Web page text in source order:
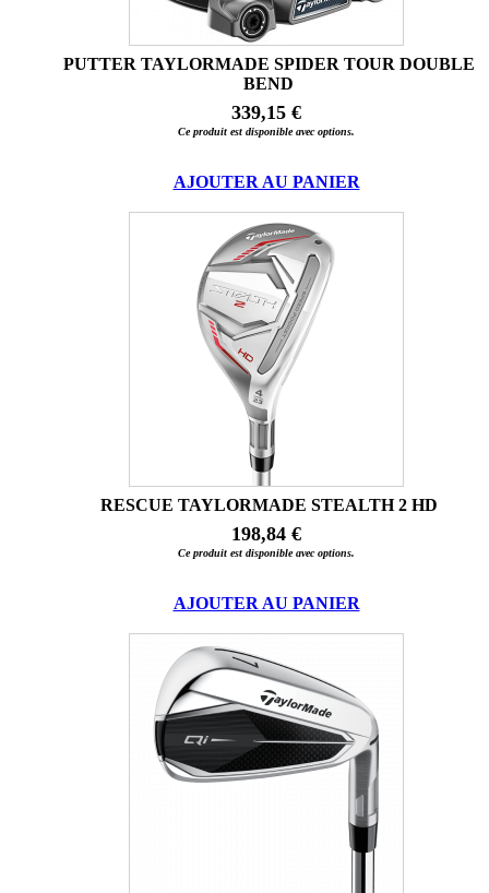
PUTTER TAYLORMADE SPIDER TOUR DOUBLE
BEND
339,15 €
Ce produit est disponible avec options.
AJOUTER AU PANIER
RESCUE TAYLORMADE STEALTH 2 HD
198,84 €
Ce produit est disponible avec options.
AJOUTER AU PANIER